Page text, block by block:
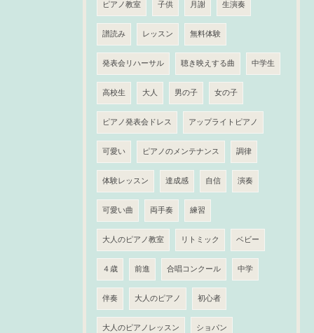
ピアノ教室 子供 月謝 生演奏
譜読み レッスン 無料体験
発表会リハーサル 聴き映えする曲 中学生
高校生 大人 男の子 女の子
ピアノ発表会ドレス アップライトピアノ
可愛い ピアノのメンテナンス 調律
体験レッスン 達成感 自信 演奏
可愛い曲 両手奏 練習
大人のピアノ教室 リトミック ベビー
４歳 前進 合唱コンクール 中学
伴奏 大人のピアノ 初心者
大人のピアノレッスン ショパン